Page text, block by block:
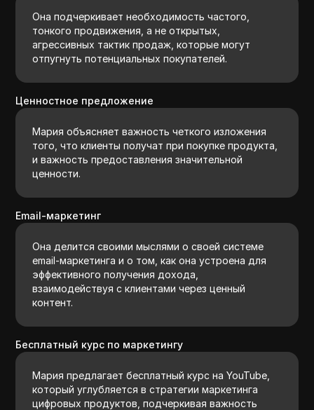
Она подчеркивает необходимость частого,
тонкого продвижения, а не открытых,
агрессивных тактик продаж, которые могут
отпугнуть потенциальных покупателей.
Ценностное предложение
Мария объясняет важность четкого изложения
того, что клиенты получат при покупке продукта,
и важность предоставления значительной
ценности.
Email-маркетинг
Она делится своими мыслями о своей системе
email-маркетинга и о том, как она устроена для
эффективного получения дохода,
взаимодействуя с клиентами через ценный
контент.
Бесплатный курс по маркетингу
Мария предлагает бесплатный курс на YouTube,
который углубляется в стратегии маркетинга
цифровых продуктов, подчеркивая важность